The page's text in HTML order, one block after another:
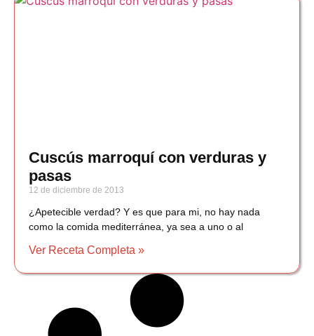
Cuscús marroquí con verduras y
pasas
12 de diciembre de 2013
¿Apetecible verdad? Y es que para mi, no hay nada
como la comida mediterránea, ya sea a uno o al
Ver Receta Completa »